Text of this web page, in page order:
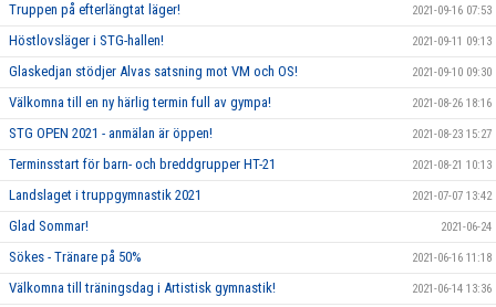
Truppen på efterlängtat läger! 2021-09-16 07:53
Höstlovsläger i STG-hallen! 2021-09-11 09:13
Glaskedjan stödjer Alvas satsning mot VM och OS! 2021-09-10 09:30
Välkomna till en ny härlig termin full av gympa! 2021-08-26 18:16
STG OPEN 2021 - anmälan är öppen! 2021-08-23 15:27
Terminsstart för barn- och breddgrupper HT-21 2021-08-21 10:13
Landslaget i truppgymnastik 2021 2021-07-07 13:42
Glad Sommar! 2021-06-24
Sökes - Tränare på 50% 2021-06-16 11:18
Välkomna till träningsdag i Artistisk gymnastik! 2021-06-14 13:36